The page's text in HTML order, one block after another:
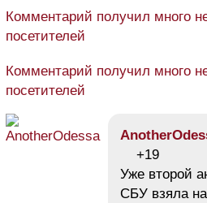
Комментарий получил много
посетителей
Комментарий получил много
посетителей
+19
Уже второй
СБУ взяла